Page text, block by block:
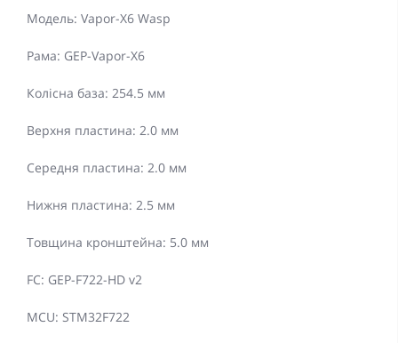
Модель: Vapor-X6 Wasp
Рама: GEP-Vapor-X6
Колісна база: 254.5 мм
Верхня пластина: 2.0 мм
Середня пластина: 2.0 мм
Нижня пластина: 2.5 мм
Товщина кронштейна: 5.0 мм
FC: GEP-F722-HD v2
MCU: STM32F722